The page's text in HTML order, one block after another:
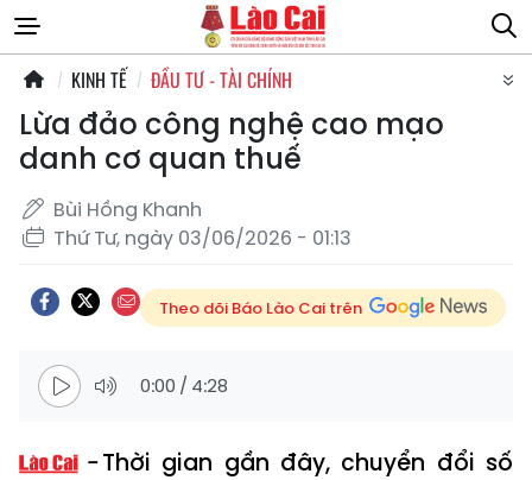
KINH TẾ ĐẦU TƯ - TÀI CHÍNH
Lừa đảo công nghệ cao mạo
danh cơ quan thuế
Bùi Hồng Khanh
Thứ Tư, ngày 03/06/2026 - 01:13
Theo dõi Báo Lào Cai trên
0:00 / 4:28
Thời gian gần đây, chuyển đổi số